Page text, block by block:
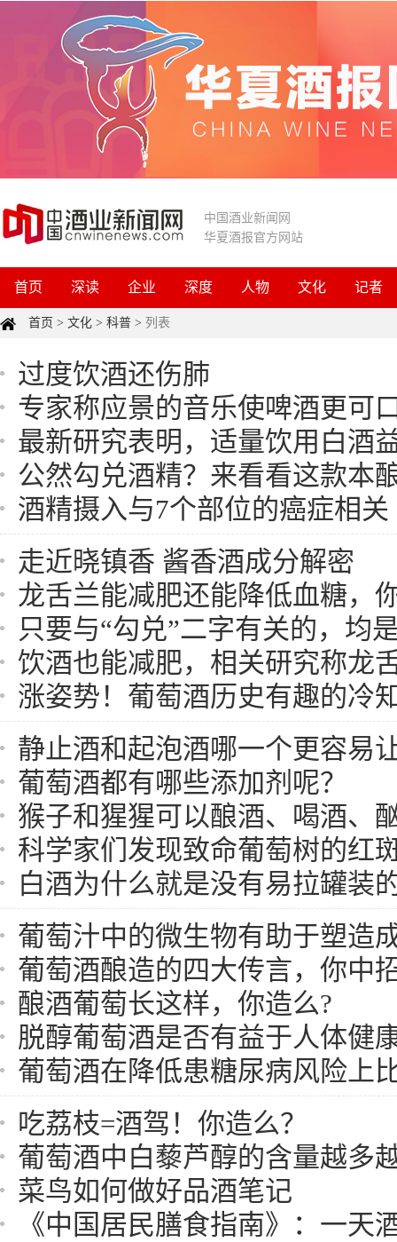
中国酒业新闻网
华夏酒报官方网站
首页 深读 企业 深度 人物 文化 记者
首页 > 文化 > 科普 > 列表
过度饮酒还伤肺
专家称应景的音乐使啤酒更可
最新研究表明，适量饮用白酒
公然勾兑酒精？来看看这款本
酒精摄入与7个部位的癌症相关
走近晓镇香 酱香酒成分解密
龙舌兰能减肥还能降低血糖，
只要与“勾兑”二字有关的，均
饮酒也能减肥，相关研究称龙舌
涨姿势！葡萄酒历史有趣的冷
静止酒和起泡酒哪一个更容易
葡萄酒都有哪些添加剂呢？
猴子和猩猩可以酿酒、喝酒、
科学家们发现致命葡萄树的红斑
白酒为什么就是没有易拉罐装
葡萄汁中的微生物有助于塑造
葡萄酒酿造的四大传言，你中
酿酒葡萄长这样，你造么?
脱醇葡萄酒是否有益于人体健
葡萄酒在降低患糖尿病风险上比
吃荔枝=酒驾！你造么？
葡萄酒中白藜芦醇的含量越多
菜鸟如何做好品酒笔记
《中国居民膳食指南》：一天